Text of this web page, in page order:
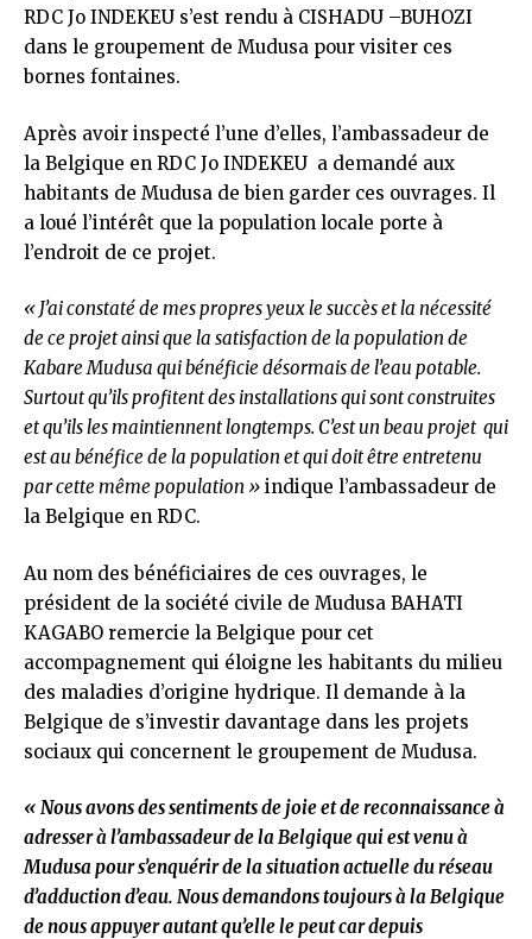
RDC Jo INDEKEU s’est rendu à CISHADU –BUHOZI
dans le groupement de Mudusa pour visiter ces
bornes fontaines.
Après avoir inspecté l’une d’elles, l’ambassadeur de
la Belgique en RDC Jo INDEKEU a demandé aux
habitants de Mudusa de bien garder ces ouvrages. Il
a loué l’intérêt que la population locale porte à
l’endroit de ce projet.
« J’ai constaté de mes propres yeux le succès et la nécessité
de ce projet ainsi que la satisfaction de la population de
Kabare Mudusa qui bénéficie désormais de l’eau potable.
Surtout qu’ils profitent des installations qui sont construites
et qu’ils les maintiennent longtemps. C’est un beau projet qui
est au bénéfice de la population et qui doit être entretenu
par cette même population » indique l’ambassadeur de
la Belgique en RDC.
Au nom des bénéficiaires de ces ouvrages, le
président de la société civile de Mudusa BAHATI
KAGABO remercie la Belgique pour cet
accompagnement qui éloigne les habitants du milieu
des maladies d’origine hydrique. Il demande à la
Belgique de s’investir davantage dans les projets
sociaux qui concernent le groupement de Mudusa.
« Nous avons des sentiments de joie et de reconnaissance à
adresser à l’ambassadeur de la Belgique qui est venu à
Mudusa pour s’enquérir de la situation actuelle du réseau
d’adduction d’eau. Nous demandons toujours à la Belgique
de nous appuyer autant qu’elle le peut car depuis